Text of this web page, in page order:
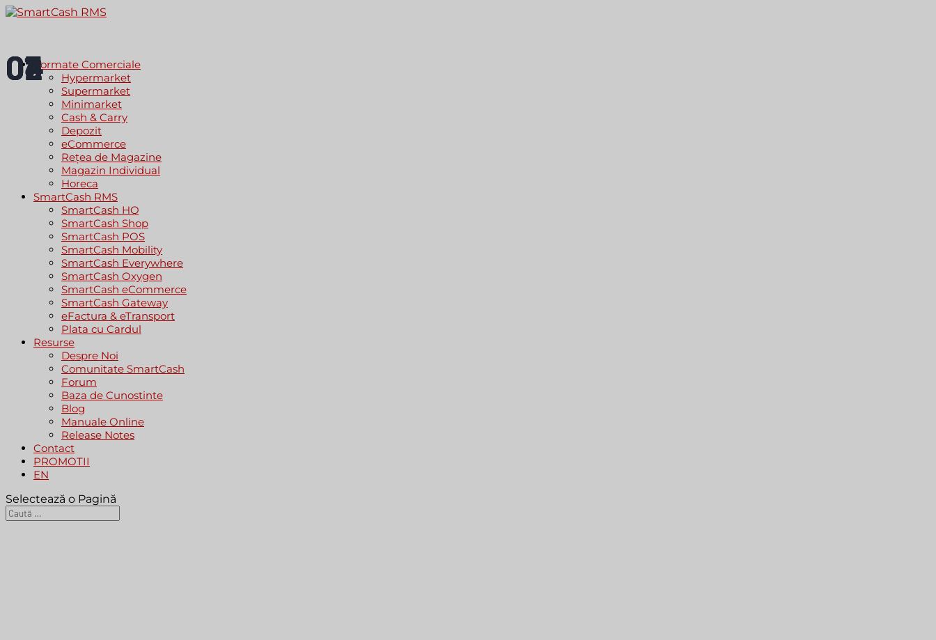
Formate Comerciale
Hypermarket
Supermarket
Minimarket
Cash & Carry
Depozit
eCommerce
Rețea de Magazine
Magazin Individual
Horeca
SmartCash RMS
SmartCash HQ
SmartCash Shop
SmartCash POS
SmartCash Mobility
SmartCash Everywhere
SmartCash Oxygen
SmartCash eCommerce
SmartCash Gateway
eFactura & eTransport
Plata cu Cardul
Resurse
Despre Noi
Comunitate SmartCash
Forum
Baza de Cunostinte
Blog
Manuale Online
Release Notes
Contact
PROMOTII
EN
Selectează o Pagină
01
02
03
04